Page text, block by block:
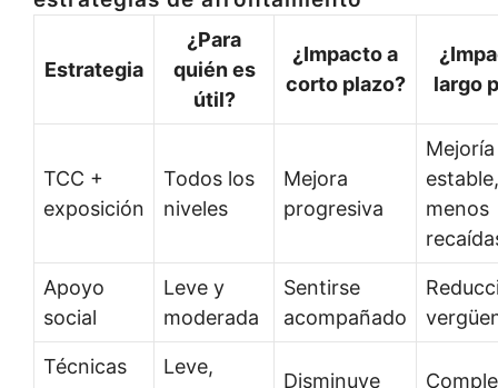
Estrategia
¿Para
quién es
útil?
¿Impacto a
corto plazo?
largo
TCC +
exposición
Todos los
niveles
Mejora
progresiva
Mejoría
estable,
menos
Apoyo
social
Leve y
moderada
Sentirse
acompañado
Técnicas
Leve,
Disminuye